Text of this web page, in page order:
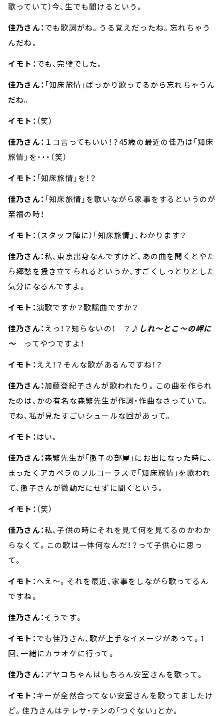
歌っていて）今、生でも聞けるという。
佳乃さん：でも歌詞がね。うる覚えだったね。忘れちゃう
んだね。
イモト：でも、完璧でした。
佳乃さん： 「知床旅情」ばっかり歌ってるから忘れちゃうん
だね。
イモト： （笑）
佳乃さん： １コ言ってもいい！？45歳の最近の佳乃は「知床
旅情」を・・・（笑）
イモト： 「知床旅情」を！？
佳乃さん： 「知床旅情」を歌いながら家事をするというのが
至福の時！
イモト： （スタッフ陣に）「知床旅情」、わかります？
佳乃さん：私、東京出身なんですけど、あの曲を聞くとやた
ら郷愁を掻き立てられるというか、すごくしっとりとした
気分になるんですよ。
イモト：演歌ですか？歌謡曲ですか？
佳乃さん： えっ！？知らないの！ ？ ♪しれ～とこ～の岬に
～
ってやつですよ！
イモト： ええ！？そんな歌があるんですね！？
佳乃さん：加藤登紀子さんが歌われたり。この曲を作られ
たのは、かの有名な森繁先生が作詞・作曲なさっていて。
でね、私が見たすごいシュールな回があって。
イモト： はい。
佳乃さん：森繁先生が「徹子の部屋」にお出になった時に、
まったくアカペラのフルコーラスで「知床旅情」を歌われ
て、徹子さんが微動だにせずに聞くという。
イモト： （笑）
佳乃さん：私、子供の時にそれを見て何を見てるのかわか
らなくて。この歌は一体何なんだ！？って子供心に思っ
て。
イモト：へえ～。それを最近、家事をしながら歌ってるん
ですね。
佳乃さん：そうです。
イモト：でも佳乃さん、歌が上手なイメージがあって。1
回、一緒にカラオケに行って。
佳乃さん： アヤコちゃんはもちろん安室さんを歌って。
イモト：キーが全然合ってない安室さんを歌ってましたけ
ど。佳乃さんはテレサ・テンの「つぐない」とか。